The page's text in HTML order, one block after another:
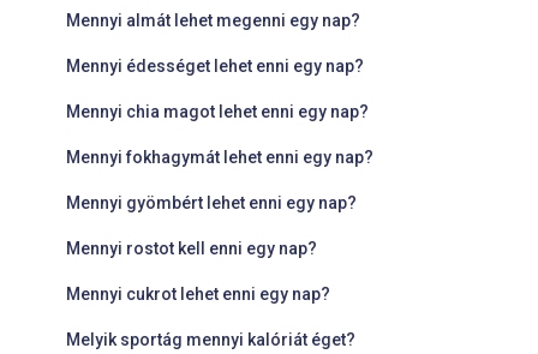
Mennyi almát lehet megenni egy nap?
Mennyi édességet lehet enni egy nap?
Mennyi chia magot lehet enni egy nap?
Mennyi fokhagymát lehet enni egy nap?
Mennyi gyömbért lehet enni egy nap?
Mennyi rostot kell enni egy nap?
Mennyi cukrot lehet enni egy nap?
Melyik sportág mennyi kalóriát éget?